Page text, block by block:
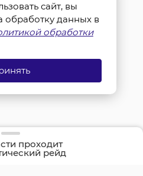
проходит
рейд
водитель»
сайт, вы
обработку данных в
обработки